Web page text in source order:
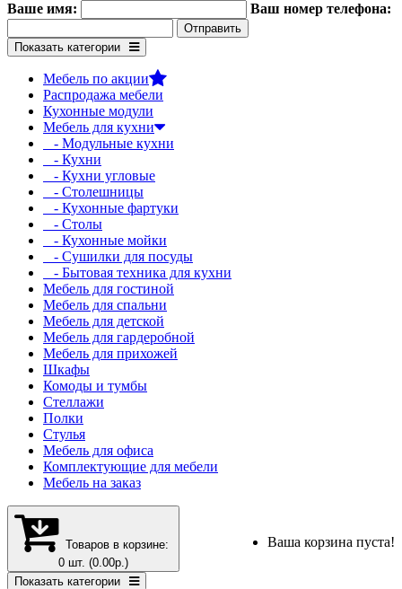
Ваше имя:
Ваш номер телефона:
Показать категории
Мебель по акции
Распродажа мебели
Кухонные модули
Мебель для кухни
- Модульные кухни
- Кухни
- Кухни угловые
- Столешницы
- Кухонные фартуки
- Столы
- Кухонные мойки
- Сушилки для посуды
- Бытовая техника для кухни
Мебель для гостиной
Мебель для спальни
Мебель для детской
Мебель для гардеробной
Мебель для прихожей
Шкафы
Комоды и тумбы
Стеллажи
Полки
Стулья
Мебель для офиса
Комплектующие для мебели
Мебель на заказ
Товаров в корзине:
0 шт. (0.00р.)
Ваша корзина пуста!
Показать категории